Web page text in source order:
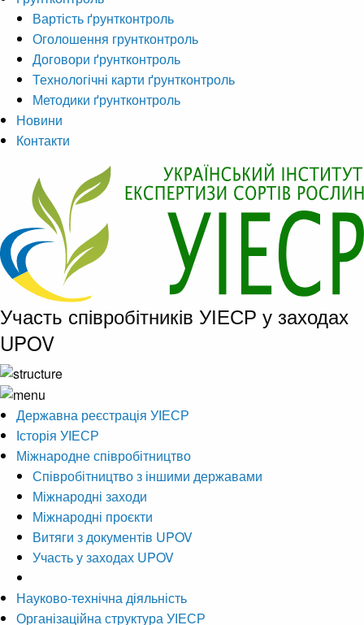
Вартість ґрунтконтроль
Оголошення грунтконтроль
Договори ґрунтконтроль
Технологічні карти ґрунтконтроль
Методики ґрунтконтроль
Новини
Контакти
Участь співробітників УІЕСР у заходах
UPOV
Державна реєстрація УІЕСР
Історія УІЕСР
Міжнародне співробітництво
Співробітництво з іншими державами
Міжнародні заходи
Міжнародні проєкти
Витяги з документів UPOV
Участь у заходах UPOV
Науково-технічна діяльність
Організаційна структура УІЕСР